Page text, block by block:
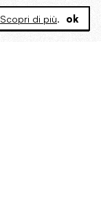
Scopri di più. ok